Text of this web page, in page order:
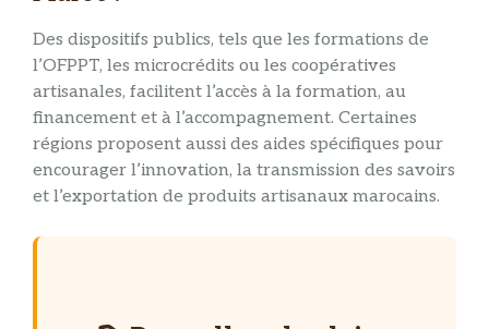
Des dispositifs publics, tels que les formations de
l’OFPPT, les microcrédits ou les coopératives
artisanales, facilitent l’accès à la formation, au
financement et à l’accompagnement. Certaines
régions proposent aussi des aides spécifiques pour
encourager l’innovation, la transmission des savoirs
et l’exportation de produits artisanaux marocains.